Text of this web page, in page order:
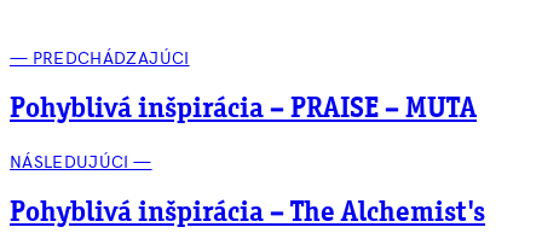
— PREDCHÁDZAJÚCI
Pohyblivá inšpirácia – PRAISE – MUTA
NÁSLEDUJÚCI —
Pohyblivá inšpirácia – The Alchemist's